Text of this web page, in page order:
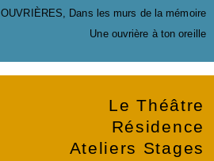
OUVRIÈRES, Dans les murs de la mémoire
Une ouvrière à ton oreille
Le Théâtre
Résidence
Ateliers Stages